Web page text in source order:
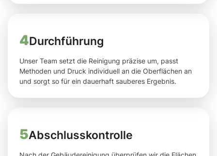
4Durchführung
Unser Team setzt die Reinigung präzise um, passt
Methoden und Druck individuell an die Oberflächen an
und sorgt so für ein dauerhaft sauberes Ergebnis.
5Abschlusskontrolle